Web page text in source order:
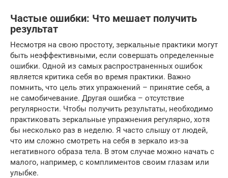
Частые ошибки: Что мешает получить
результат
Несмотря на свою простоту, зеркальные практики могут
быть неэффективными, если совершать определенные
ошибки. Одной из самых распространенных ошибок
является критика себя во время практики. Важно
помнить, что цель этих упражнений – принятие себя, а
не самобичевание. Другая ошибка – отсутствие
регулярности. Чтобы получить результаты, необходимо
практиковать зеркальные упражнения регулярно, хотя
бы несколько раз в неделю. Я часто слышу от людей,
что им сложно смотреть на себя в зеркало из-за
негативного образа тела. В этом случае можно начать с
малого, например, с комплиментов своим глазам или
улыбке.